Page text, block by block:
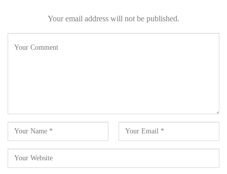
Your email address will not be published.